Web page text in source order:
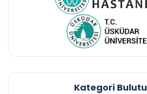
Kategori Bulutu